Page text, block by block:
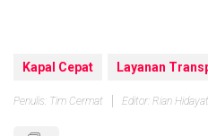
Kapal Cepat Layanan
Penulis: Tim Cermat Editor: Rian Hidayat